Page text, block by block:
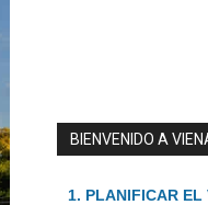
BIENVENIDO A
1. PLANIFICAR EL